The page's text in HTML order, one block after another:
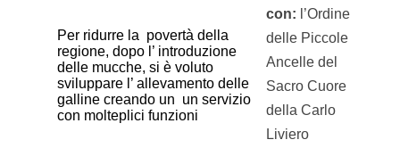
Per ridurre la povertà della
regione, dopo l’ introduzione
delle mucche, si è voluto
sviluppare l’ allevamento delle
galline creando un un servizio
con molteplici funzioni
con: l’Ordine
delle Piccole
Ancelle del
Sacro Cuore
della Carlo
Liviero